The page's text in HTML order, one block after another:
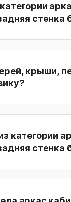
стенка
крыши,
категории
стенка